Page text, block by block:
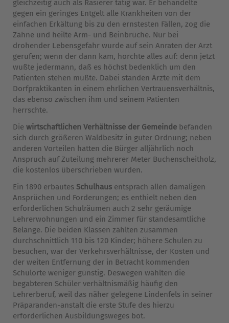
gleichzeitig auch als Rasierer tätig war. Er behandelte
gegen ein geringes Entgelt alle Krankheiten von der
einfachen Erkältung bis zu den ernstesten Fällen, zog die
Zähne und heilte Arm- und Beinbrüche. Nur bei
drohender Lebensgefahr wurde auf sein Anraten der Arzt
gerufen; wenn der dann kam, horchte alles auf: denn jetzt
wußte jedermann, daß es höchst bedenklich um den
Patienten stehen mußte. Dabei standen Ärzte mit dem
Dorfpraktikanten in einem ehrlichen Vertrauensverhältnis,
das ebenso zwischen ihm und seinem Patienten
herrschte.
Die wirtschaftlichen Verhältnisse der Gemeinde befanden
sich durch größeren Waldbesitz in guter Ordnung; neben
anderen Vorteilen hatten die Bürger alljährlich noch
Anspruch auf Zuteilung mehrerer Meter Buchenscheitholz,
die kostenlos überschrieben wurden.
Ein 1890 erbautes Schulhaus entsprach allen damaligen
Ansprüchen und Forderungen; es enthielt neben den
erforderlichen Schulräumen auch 2 sehr geräumige
Lehrerwohnungen und ein Zimmer für standesamtliche
Belange. Die beiden Klassen zählten zusammen
durchschnittlich 110 bis 120 Kinder; höhere Schulen zu
besuchen, war der Verkehrsverhältnisse, der Kosten und
der weiten Entfernung der in Betracht kommenden
Schulorte weniger günstig. Deswegen wählten die
begabteren Schüler verhältnismäßig häufig den
Lehrerberuf, weil das näher gelegene Lindenfels in seiner
Präparanden-anstalt die erste Stufe des hierzu
erforderlichen Ausbildungsweges bot.